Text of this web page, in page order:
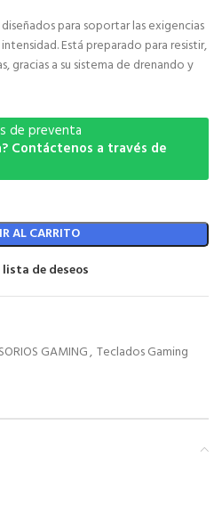
para soportar las exigencias
Está preparado para resistir,
gracias a su sistema de drenando y
de preventa
Contáctenos a través de
AL CARRITO
de deseos
GAMING, Teclados Gaming